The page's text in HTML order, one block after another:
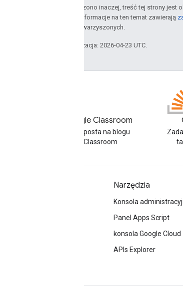
O ile nie stwierdzono inaczej, treść tej strony jest
Szczegółowe informacje na ten temat zawierają
podmiotów stowarzyszonych.
Ostatnia aktualizacja: 2026-04-23 UTC.
Blog Google Classroom
Przeczytaj posta na blogu
Google Classroom
Narzędzia
Konsola
Panel Apps Script
konsola Google Cloud
APIs Explorer